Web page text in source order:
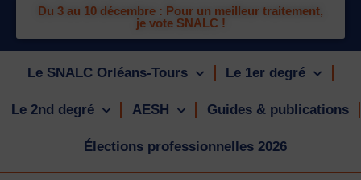
Du 3 au 10 décembre : Pour un meilleur traitement,
je vote SNALC !
Le SNALC Orléans-Tours Le 1er degré
Le 2nd degré AESH Guides & publications
Élections professionnelles 2026